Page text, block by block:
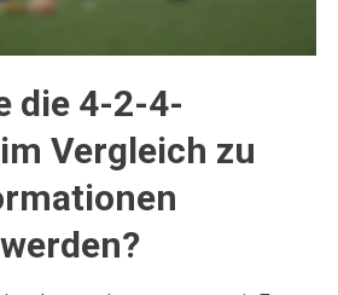
die 4-2-4-
Vergleich zu